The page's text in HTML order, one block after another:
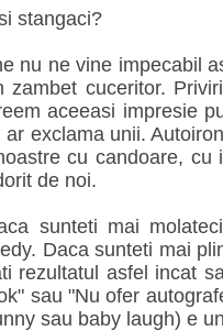
stangaci?
nu ne vine impecabil
cuceritor.
aceeasi impresie
exclama unii.
cu candoare,
de noi.
sunteti mai
Daca sunteti mai
rezultatul asfel incat
sau "Nu ofer
sau baby laugh) e